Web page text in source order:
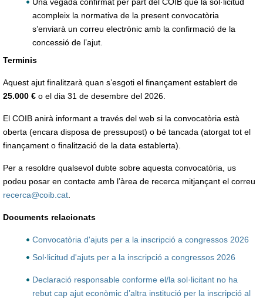
Una vegada confirmat per part del COIB que la sol·licitud
acompleix la normativa de la present convocatòria
s’enviarà un correu electrònic amb la confirmació de la
concessió de l’ajut.
Terminis
Aquest ajut finalitzarà quan s’esgoti el finançament establert de
25.000 € o el dia 31 de desembre del 2026.
El COIB anirà informant a través del web si la convocatòria està
oberta (encara disposa de pressupost) o bé tancada (atorgat tot el
finançament o finalització de la data establerta).
Per a resoldre qualsevol dubte sobre aquesta convocatòria, us
podeu posar en contacte amb l’àrea de recerca mitjançant el correu
recerca@coib.cat.
Documents relacionats
Convocatòria d'ajuts per a la inscripció a congressos 2026
Sol·licitud d'ajuts per a la inscripció a congressos 2026
Declaració responsable conforme el/la sol·licitant no ha
rebut cap ajut econòmic d’altra institució per la inscripció al